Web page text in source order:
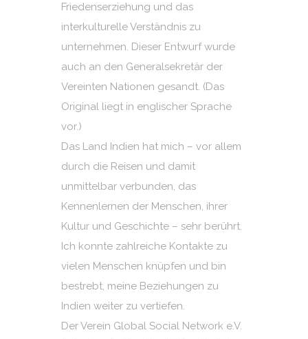
Friedenserziehung und das
interkulturelle Verständnis zu
unternehmen. Dieser Entwurf wurde
auch an den Generalsekretär der
Vereinten Nationen gesandt. (Das
Original liegt in englischer Sprache
vor.)
Das Land Indien hat mich – vor allem
durch die Reisen und damit
unmittelbar verbunden, das
Kennenlernen der Menschen, ihrer
Kultur und Geschichte – sehr berührt.
Ich konnte zahlreiche Kontakte zu
vielen Menschen knüpfen und bin
bestrebt, meine Beziehungen zu
Indien weiter zu vertiefen.
Der Verein Global Social Network e.V.